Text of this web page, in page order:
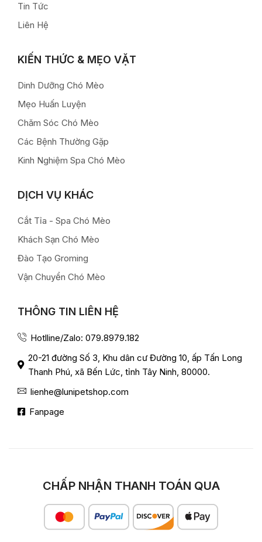
Tin Tức
Liên Hệ
KIẾN THỨC & MẸO VẶT
Dinh Dưỡng Chó Mèo
Mẹo Huấn Luyện
Chăm Sóc Chó Mèo
Các Bệnh Thường Gặp
Kinh Nghiệm Spa Chó Mèo
DỊCH VỤ KHÁC
Cắt Tỉa - Spa Chó Mèo
Khách Sạn Chó Mèo
Đào Tạo Groming
Vận Chuyển Chó Mèo
THÔNG TIN LIÊN HỆ
Hotlline/Zalo: 079.8979.182
20-21 đường Số 3, Khu dân cư Đường 10, ấp Tấn Long
Thanh Phú, xã Bến Lức, tỉnh Tây Ninh, 80000.
lienhe@lunipetshop.com
Fanpage
CHẤP NHẬN THANH TOÁN QUA